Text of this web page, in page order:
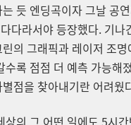
듯 엔딩곡이자 그날 공
다다라서야 등장했다. 기나
의 그래픽과 레이저 조
수록 점점 더 예측 가능해
점을 찾아내기란 어려웠
상의 그 어떤 일에도 5시